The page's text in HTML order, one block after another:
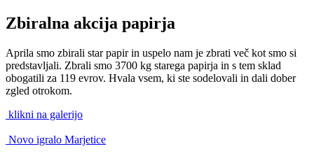
Zbiralna akcija papirja
Aprila smo zbirali star papir in uspelo nam je zbrati več kot smo si
predstavljali. Zbrali smo 3700 kg starega papirja in s tem sklad
obogatili za 119 evrov. Hvala vsem, ki ste sodelovali in dali dober
zgled otrokom.
klikni na galerijo
Novo igralo Marjetice